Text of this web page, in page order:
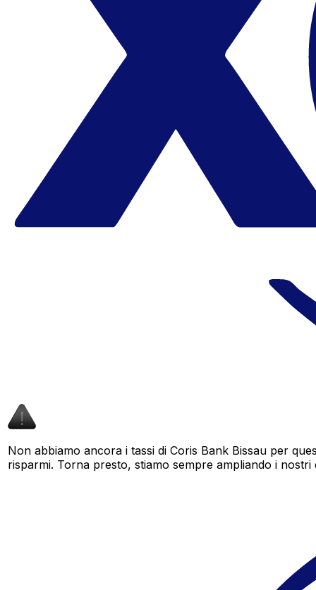
Non abbiamo ancora i tassi di Coris Bank Bissau per
risparmi. Torna presto, stiamo sempre ampliando i